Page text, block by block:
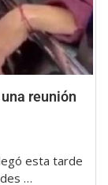
reunión
esta tarde
…